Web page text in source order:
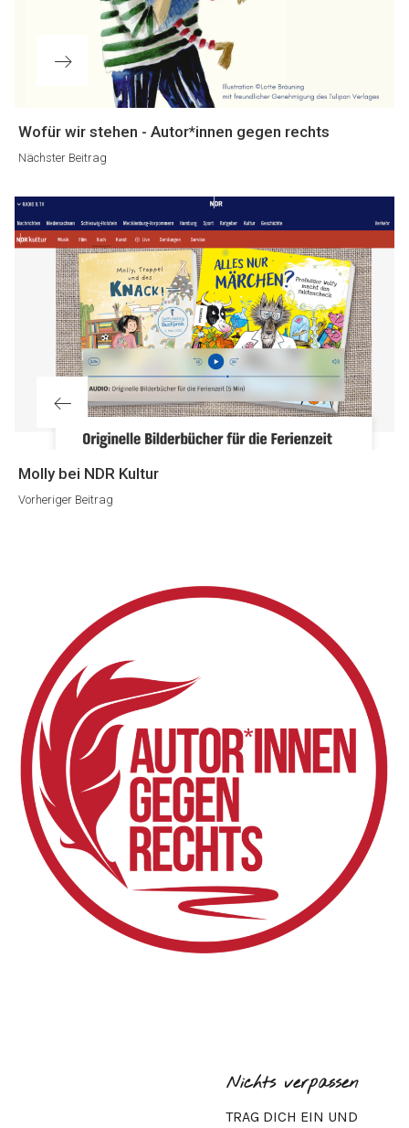
Nächster
Beitrag
Wofür wir stehen - Autor*innen gegen rechts
Nächster Beitrag
Vorheriger
Beitrag
Molly bei NDR Kultur
Vorheriger Beitrag
Nichts verpassen
TRAG DICH EIN UND